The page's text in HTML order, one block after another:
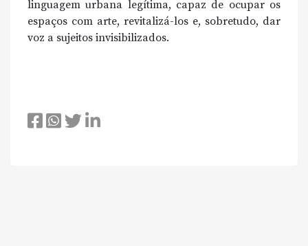
linguagem urbana legítima, capaz de ocupar os
espaços com arte, revitalizá-los e, sobretudo, dar
voz a sujeitos invisibilizados.